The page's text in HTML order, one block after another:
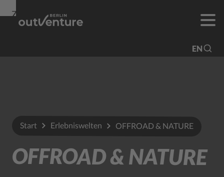
Zur
Navigation
Zur
Suche Hauptinhalt
EN
Start Erlebniswelten OFFROAD & NATURE
OFFROAD & NATURE